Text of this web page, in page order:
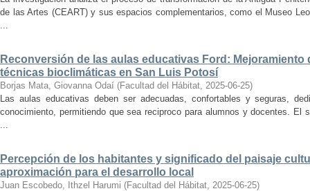
de las Artes (CEART) y sus espacios complementarios, como el Museo
...
Reconversión de las aulas educativas Ford:
técnicas bioclimáticas en San Luis Potosí
Borjas Mata, Giovanna Odaí (Facultad del Hábitat, 2025-06-25)
Las aulas educativas deben ser adecuadas, confortables y seguras,
conocimiento, permitiendo que sea reciproco para alumnos y docentes. El
...
Percepción de los habitantes y significado del paisaje
aproximación para el desarrollo local
Juan Escobedo, Ithzel Harumi (Facultad del Hábitat, 2025-06-25)